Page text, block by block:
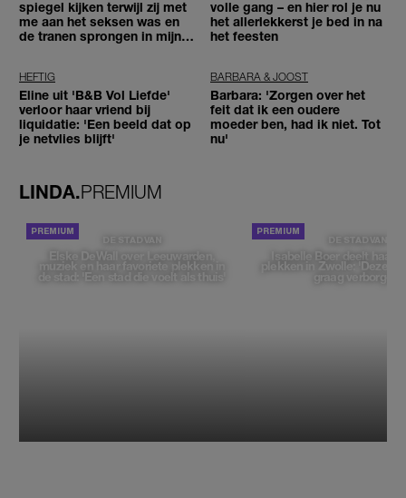
spiegel kijken terwijl zij met
me aan het seksen was en
de tranen sprongen in mijn
volle gang – en hier rol je nu
het allerlekkerst je bed in na
het feesten
HEFTIG
Eline uit 'B&B Vol Liefde'
verloor haar vriend bij
liquidatie: 'Een beeld dat op
je netvlies blijft'
BARBARA & JOOST
Barbara: 'Zorgen over het
feit dat ik een oudere
moeder ben, had ik niet. Tot
nu'
LINDA.PREMIUM
DE STAD VAN
Elske DeWall over Leeuwarden,
muziek en haar favoriete plekken in
de stad: 'Een stad die voelt als thuis'
DE STAD VAN
Isabelle Boer deelt haar
plekken in Zwolle: 'Deze
graag verborgen'